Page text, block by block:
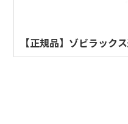
【正規品】ゾビラック